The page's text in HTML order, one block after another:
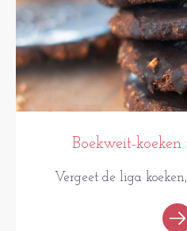
Boekweit-
Vergeet de liga